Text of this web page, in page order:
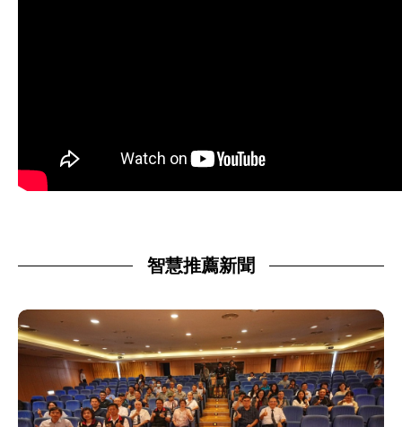
智慧推薦新聞